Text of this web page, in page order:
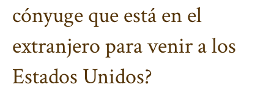
cónyuge que está en el
extranjero para venir a los
Estados Unidos?